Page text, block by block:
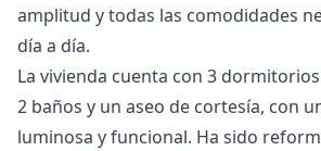
amplitud y todas las comodidades
día a día.
La vivienda cuenta con 3
2 baños y un aseo de cortesía, con
luminosa y funcional. Ha sido